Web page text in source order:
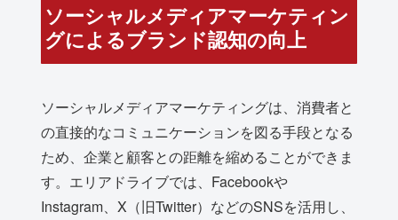
ソーシャルメディアマーケティン
グによるブランド認知の向上
ソーシャルメディアマーケティングは、消費者と
の直接的なコミュニケーションを図る手段となる
ため、企業と顧客との距離を縮めることができま
す。エリアドライブでは、Facebookや
Instagram、X（旧Twitter）などのSNSを活用し、